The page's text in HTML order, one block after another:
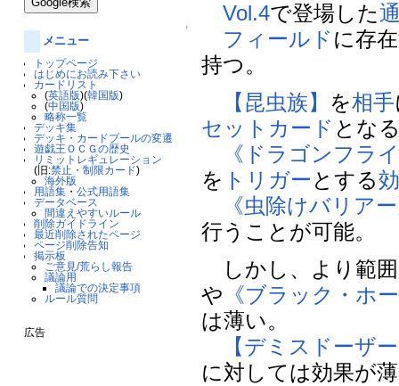
↑
メニュー
トップページ
はじめにお読み下さい
カードリスト
(英語版)(韓国版)
(中国版)
略称一覧
デッキ集
デッキ・カードプールの変遷
遊戯王ＯＣＧの歴史
リミットレギュレーション
(旧:禁止・制限カード)
海外版
用語集 ・公式用語集
データベース
間違えやすいルール
削除ガイドライン
最近削除されたページ
ページ削除告知
掲示板
ご意見/荒らし報告
議論用
議論での決定事項
ルール質問
広告
Vol.4で登場した
フィールド に存
持つ。
【昆虫族】 を相手
セット カード とな
《ドラゴンフラ
を トリガー とする
《虫除けバリア
行うことが可能。
しかし、より範
や 《ブラック・ホ
は薄い。
【デミスドーザ
に対しては効果が